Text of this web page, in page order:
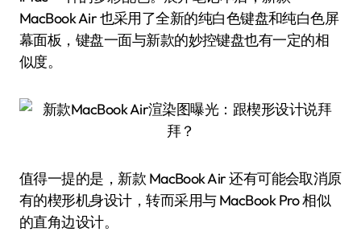
MacBook Air 也采用了全新的纯白色键盘和纯白色屏
幕面板，键盘一面与新款的妙控键盘也有一定的相
似度。
值得一提的是，新款 MacBook Air 还有可能会取消原
有的楔形机身设计，转而采用与 MacBook Pro 相似
的直角边设计。